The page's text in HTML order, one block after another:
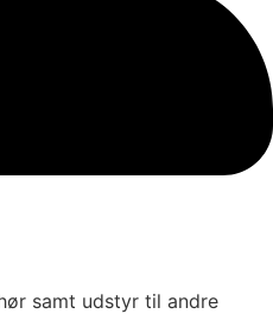
samt udstyr til andre